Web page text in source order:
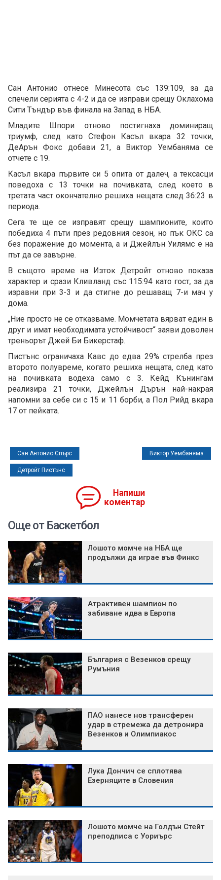
Сан Антонио отнесе Минесота със 139:109, за да
спечели серията с 4-2 и да се изправи срещу Оклахома
Сити Тъндър във финала на Запад в НБА.
Младите Шпори отново постигнаха доминиращ
триумф, след като Стефон Касъл вкара 32 точки,
ДеАрън Фокс добави 21, а Виктор Уембаняма се
отчете с 19.
Касъл вкара първите си 5 опита от далеч, а тексасци
поведоха с 13 точки на почивката, след което в
третата част окончателно решиха нещата след 36:23 в
периода.
Сега те ще се изправят срещу шампионите, които
победиха 4 пъти през редовния сезон, но пък ОКС са
без поражение до момента, а и Джейлън Уилямс е на
път да се завърне.
В същото време на Изток Детройт отново показа
характер и срази Кливланд със 115:94 като гост, за да
изравни при 3-3 и да стигне до решаващ 7-и мач у
дома.
„Ние просто не се отказваме. Момчетата вярват един в
друг и имат необходимата устойчивост“ заяви доволен
треньорът Джей Би Бикерстаф.
Пистънс ограничаха Кавс до едва 29% стрелба през
второто полувреме, когато решиха нещата, след като
на почивката водеха само с 3. Кейд Кънингам
реализира 21 точки, Джейлън Дърън най-накрая
напомни за себе си с 15 и 11 борби, а Пол Рийд вкара
17 от пейката.
Сан Антонио Спърс Виктор Уембаняма
Детройт Пистънс
Напиши
коментар
Още от Баскетбол
Лошото момче на НБА ще
продължи да играе във Финкс
Атрактивен шампион по
забиване идва в Европа
България с Везенков срещу
Румъния
ПАО нанесе нов трансферен
удар в стремежа да детронира
Везенков и Олимпиакос
Лука Дончич се сплотява
Езерняците в Словения
Лошото момче на Голдън Стейт
преподписа с Уориърс